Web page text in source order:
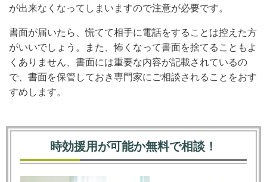
が出来なくなってしまいますので注意が必要です。
書面が届いたら、慌てて相手に電話をすることは控えた方
がいいでしょう。また、怖くなって書面を捨てることもよ
くありません、書面には重要な内容が記載されているの
で、書面を保管しておき専門家にご相談されることをおす
すめします。
時効援用が可能か無料で相談！